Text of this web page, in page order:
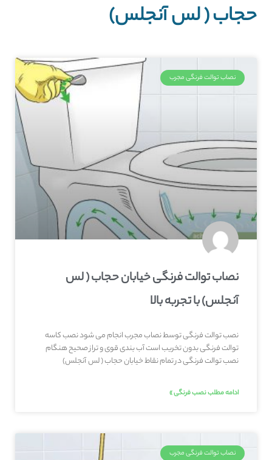
حجاب ( لس آنجلس)
نصاب توالت فرنگی مجرب
نصاب توالت فرنگی خیابان حجاب ( لس
آنجلس) با تجربه بالا
نصب توالت فرنگی توسط نصاب مجرب انجام می شود نصب کاسه
توالت فرنگی بدون تخریب است آب بندی قوی و تراز صحیح هنگام
نصب توالت فرنگی در تمام نقاط خیابان حجاب ( لس آنجلس)
ادامه مطلب نصب فرنگی »
نصاب توالت فرنگی مجرب